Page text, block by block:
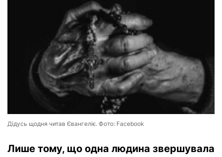
Дідусь щодня читав Євангеліє. Фото: Facebook
Лише тому, що одна людина звершувала